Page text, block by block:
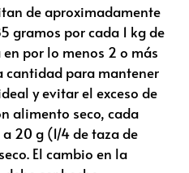
de aproximadamente
gramos por cada 1 kg de
por lo menos 2 o más
cantidad para mantener
y evitar el exceso de
alimento seco, cada
20 g (1/4 de taza de
El cambio en la